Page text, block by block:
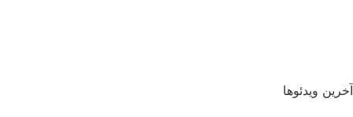
آخرین ویدئوها